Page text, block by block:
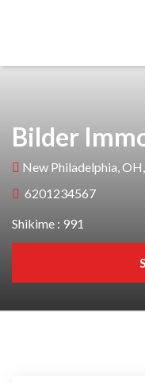
Bilder
New Philadelphia,
6201234567
Shikime : 991